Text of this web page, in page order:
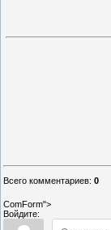
Всего комментариев: 0
ComForm">
Войдите: